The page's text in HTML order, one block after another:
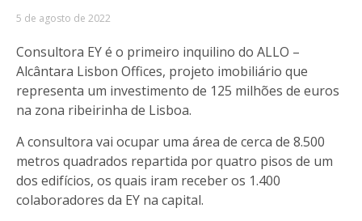
5 de agosto de 2022
Consultora EY é o primeiro inquilino do ALLO –
Alcântara Lisbon Offices, projeto imobiliário que
representa um investimento de 125 milhões de euros
na zona ribeirinha de Lisboa.
A consultora vai ocupar uma área de cerca de 8.500
metros quadrados repartida por quatro pisos de um
dos edifícios, os quais iram receber os 1.400
colaboradores da EY na capital.